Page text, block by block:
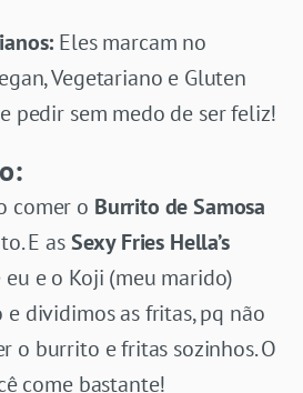
Eles marcam no
Vegetariano e Gluten
pedir sem medo de ser feliz!
comer o Burrito de Samosa
E asSexy Fries Hella’s
e o Koji (meu marido)
dividimos as fritas, pq não
o burrito e fritas sozinhos. O
come bastante!